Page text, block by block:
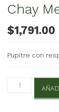
Chay
$1,791.00
Pupitre con
Chay
cantidad